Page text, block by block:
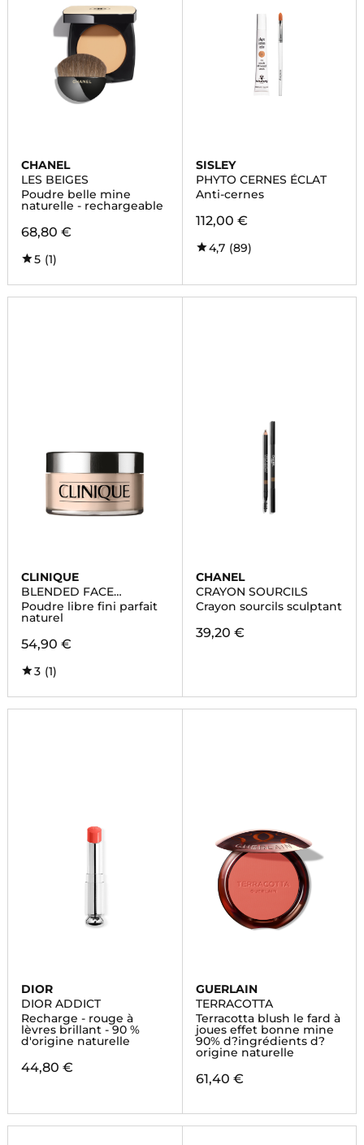
CHANEL
LES BEIGES
Poudre belle mine
naturelle - rechargeable
68,80 €
5 (1)
SISLEY
PHYTO CERNES ÉCLAT
Anti-cernes
112,00 €
4,7 (89)
CLINIQUE
BLENDED FACE
POWDER
Poudre libre fini parfait
naturel
54,90 €
3 (1)
CHANEL
CRAYON SOURCILS
Crayon sourcils sculptant
39,20 €
DIOR
DIOR ADDICT
Recharge - rouge à
lèvres brillant - 90 %
d'origine naturelle
44,80 €
GUERLAIN
TERRACOTTA
Terracotta blush le fard à
joues effet bonne mine
90% d?ingrédients d?
origine naturelle
61,40 €